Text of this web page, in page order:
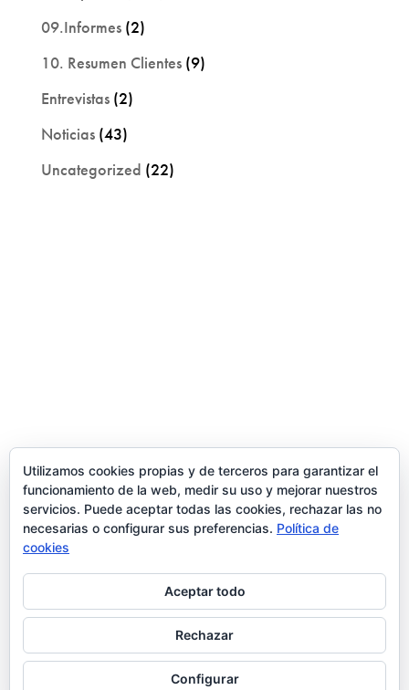
09.Informes(2)
10. Resumen Clientes(9)
Entrevistas(2)
Noticias(43)
Uncategorized (22)
instagram
linkedin
Aviso Legal y Condiciones de Uso
Utilizamos cookies propias y de terceros para garantizar el
funcionamiento de la web, medir su uso y mejorar nuestros
servicios. Puede aceptar todas las cookies, rechazar las no
necesarias o configurar sus preferencias. Política de
cookies
Aceptar todo
Rechazar
Configurar